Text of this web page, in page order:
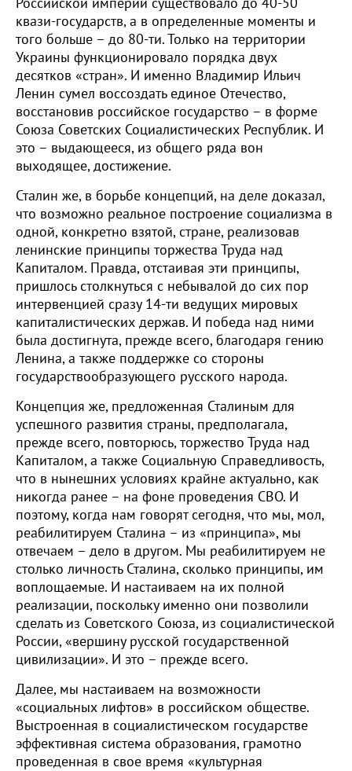
Российской империи существовало до 40-50
квази-государств, а в определенные моменты и
того больше – до 80-ти. Только на территории
Украины функционировало порядка двух
десятков «стран». И именно Владимир Ильич
Ленин сумел воссоздать единое Отечество,
восстановив российское государство – в форме
Союза Советских Социалистических Республик. И
это – выдающееся, из общего ряда вон
выходящее, достижение.
Сталин же, в борьбе концепций, на деле доказал,
что возможно реальное построение социализма в
одной, конкретно взятой, стране, реализовав
ленинские принципы торжества Труда над
Капиталом. Правда, отстаивая эти принципы,
пришлось столкнуться с небывалой до сих пор
интервенцией сразу 14-ти ведущих мировых
капиталистических держав. И победа над ними
была достигнута, прежде всего, благодаря гению
Ленина, а также поддержке со стороны
государствообразующего русского народа.
Концепция же, предложенная Сталиным для
успешного развития страны, предполагала,
прежде всего, повторюсь, торжество Труда над
Капиталом, а также Социальную Справедливость,
что в нынешних условиях крайне актуально, как
никогда ранее – на фоне проведения СВО. И
поэтому, когда нам говорят сегодня, что мы, мол,
реабилитируем Сталина – из «принципа», мы
отвечаем – дело в другом. Мы реабилитируем не
столько личность Сталина, сколько принципы, им
воплощаемые. И настаиваем на их полной
реализации, поскольку именно они позволили
сделать из Советского Союза, из социалистической
России, «вершину русской государственной
цивилизации». И это – прежде всего.
Далее, мы настаиваем на возможности
«социальных лифтов» в российском обществе.
Выстроенная в социалистическом государстве
эффективная система образования, грамотно
проведенная в свое время «культурная